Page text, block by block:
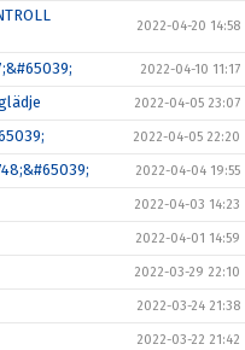
2022-04-20 14:58
2022-04-10 11:17
2022-04-05 23:07
2022-04-05 22:20
2022-04-04 19:55
2022-04-03 14:23
2022-04-01 14:59
2022-03-29 22:10
2022-03-24 21:38
2022-03-22 21:42